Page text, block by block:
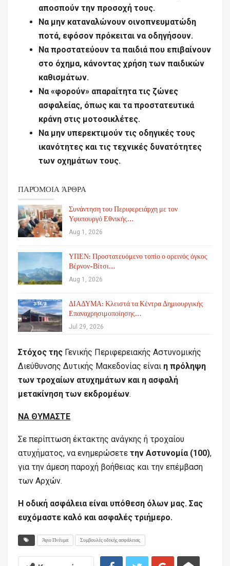
αποσπούν την προσοχή τους.
Να μην καταναλώνουν οινοπνευματώδη
ποτά, εφόσον πρόκειται να οδηγήσουν.
Να προστατεύουν τα παιδιά που επιβαίνουν
στο όχημα, κάνοντας χρήση των παιδικών
καθισμάτων.
Να «φορούν» απαραίτητα τις ζώνες
ασφαλείας, όπως και τα προστατευτικά
κράνη στις μοτοσικλέτες.
Να μην υπερεκτιμούν τις οδηγικές τους
ικανότητες και τις τεχνικές δυνατότητες
των οχημάτων τους.
ΠΑΡΌΜΟΙΑ ΆΡΘΡΑ
Συνάντηση του Περιφερειάρχη με τον
Υφυπουργό Εθνικής…
Aug 1, 2026
ΥΠΕΝ: Προστατευόμενο τοπίο ο ορεινός όγκος
Βέρνον-Βίτσι…
Aug 1, 2026
ΔΙΑΔΥΜΑ: Κλειστά τα Κέντρα Δημιουργικής
Επαναχρησιμοποίησης…
Jul 29, 2026
Στόχος της Γενικής Περιφερειακής Αστυνομικής
Διεύθυνσης Δυτικής Μακεδονίας είναι η πρόληψη
των τροχαίων ατυχημάτων και η ασφαλή
μετακίνηση των εκδρομέων.
ΝΑ ΘΥΜΑΣΤΕ
Σε περίπτωση έκτακτης ανάγκης ή τροχαίου
ατυχήματος, να ενημερώσετε την Αστυνομία (100),
για την άμεση παροχή βοήθειας και την επέμβαση
των Αρχών.
Η οδική ασφάλεια είναι υπόθεση όλων μας. Σας
ευχόμαστε καλό και ασφαλές τριήμερο.
Άγιο Πνέυμα Συμβουλές οδικής ασφάλειας